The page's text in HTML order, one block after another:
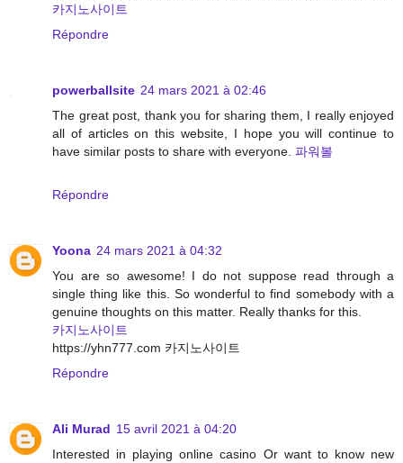
카지노사이트
Répondre
powerballsite 24 mars 2021 à 02:46
The great post, thank you for sharing them, I really enjoyed
all of articles on this website, I hope you will continue to
have similar posts to share with everyone. 파워볼
Répondre
Yoona 24 mars 2021 à 04:32
You are so awesome! I do not suppose read through a
single thing like this. So wonderful to find somebody with a
genuine thoughts on this matter. Really thanks for this.
카지노사이트
https://yhn777.com 카지노사이트
Répondre
Ali Murad 15 avril 2021 à 04:20
Interested in playing online casino Or want to know new